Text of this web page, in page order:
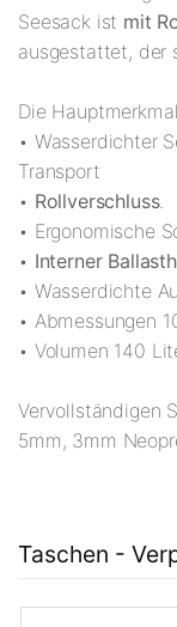
Seesack ist mit
ausgestattet, der
Die
• Wasserdichter
Transport
• Rollverschluss.
• Ergonomische
• Interner
• Wasserdichte
• Abmessungen
• Volumen 140
Vervollständigen
5mm, 3mm
Taschen -